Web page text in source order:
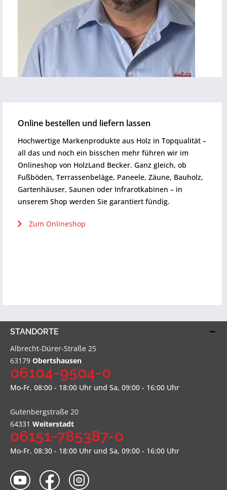
Online bestellen und liefern lassen
Hochwertige Markenprodukte aus Holz in Topqualität –
all das und noch ein bisschen mehr führen wir im
Onlineshop von HolzLand Becker. Ganz gleich, ob
Fußböden, Terrassenbeläge, Paneele, Zäune, Bauholz,
Gartenhäuser, Saunen oder Infrarotkabinen – in
unserem Shop werden Sie garantiert fündig.
Zum Onlineshop
STANDORTE
Albrecht-Dürer-Straße 25
63179 Obertshausen
06104-9504-0
Mo-Fr, 08:00 - 18:00 Uhr und Sa, 09:00 - 16:00 Uhr
Gutenbergstraße 20
64331 Weiterstadt
06151-785387-0
Mo-Fr, 08:30 - 18:00 Uhr und Sa, 09:00 - 16:00 Uhr